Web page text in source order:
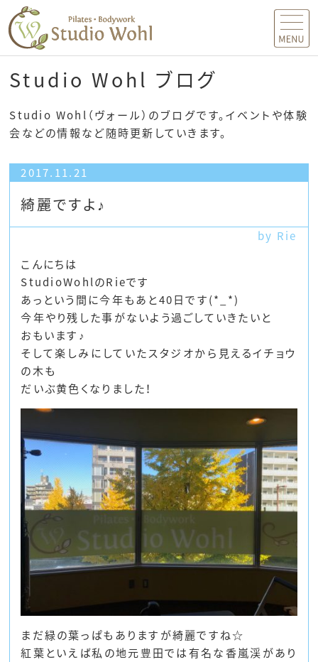
MENU
Studio Wohl ブログ
Studio Wohl（ヴォール）のブログです。イベントや体験
会などの情報など随時更新していきます。
2017.11.21
綺麗ですよ♪
by Rie
こんにちは
StudioWohlのRieです
あっという間に今年もあと40日です(*_*)
今年やり残した事がないよう過ごしていきたいと
おもいます♪
そして楽しみにしていたスタジオから見えるイチョウ
の木も
だいぶ黄色くなりました！
まだ緑の葉っぱもありますが綺麗ですね☆
紅葉といえば私の地元豊田では有名な香嵐渓があり